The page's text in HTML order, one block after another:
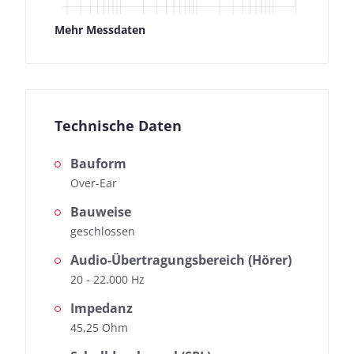
Mehr Messdaten
Messdaten für Audio-Technica
ATH-910 Pro
Auswirkungen der Geräusche, die von außen nach
Frequenzgang: Einfach
Frequenzgang: Detail
Außendämpfung
Technische Daten
Bauform
Over-Ear
Bauweise
geschlossen
Audio-Übertragungsbereich (Hörer)
20 - 22.000 Hz
Impedanz
45,25 Ohm